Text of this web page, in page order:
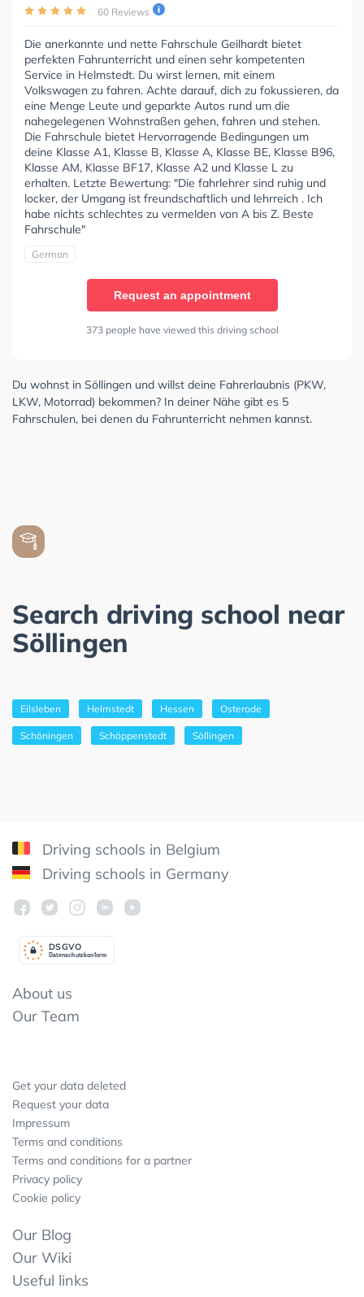
60 Reviews
Die anerkannte und nette Fahrschule Geilhardt bietet
perfekten Fahrunterricht und einen sehr kompetenten
Service in Helmstedt. Du wirst lernen, mit einem
Volkswagen zu fahren. Achte darauf, dich zu fokussieren, da
eine Menge Leute und geparkte Autos rund um die
nahegelegenen Wohnstraßen gehen, fahren und stehen.
Die Fahrschule bietet Hervorragende Bedingungen um
deine Klasse A1, Klasse B, Klasse A, Klasse BE, Klasse B96,
Klasse AM, Klasse BF17, Klasse A2 und Klasse L zu
erhalten. Letzte Bewertung: "Die fahrlehrer sind ruhig und
locker, der Umgang ist freundschaftlich und lehrreich . Ich
habe nichts schlechtes zu vermelden von A bis Z. Beste
Fahrschule"
German
Request an appointment
373 people have viewed this driving school
Du wohnst in Söllingen und willst deine Fahrerlaubnis (PKW,
LKW, Motorrad) bekommen? In deiner Nähe gibt es 5
Fahrschulen, bei denen du Fahrunterricht nehmen kannst.
Search driving school near
Söllingen
Eilsleben Helmstedt Hessen Osterode
Schöningen Schöppenstedt Söllingen
Driving schools in Belgium
Driving schools in Germany
Datenschutzkonform
DSGVO
About us
Our Team
Get your data deleted
Request your data
Impressum
Terms and conditions
Terms and conditions for a partner
Privacy policy
Cookie policy
Our Blog
Our Wiki
Useful links